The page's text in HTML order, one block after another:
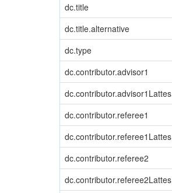
dc.title
dc.title.alternative
dc.type
dc.contributor.advisor1
dc.contributor.advisor1Lattes
dc.contributor.referee1
dc.contributor.referee1Lattes
dc.contributor.referee2
dc.contributor.referee2Lattes